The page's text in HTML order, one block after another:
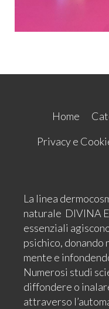
Home
Privacy e
La linea
naturale
essenziali
psichico, donando
mente e
Numerosi studi
diffondere o
attraverso